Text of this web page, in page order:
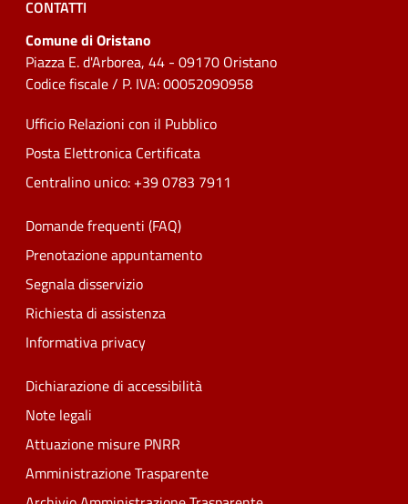
CONTATTI
Comune di Oristano
Piazza E. d'Arborea, 44 - 09170 Oristano
Codice fiscale / P. IVA: 00052090958
Ufficio Relazioni con il Pubblico
Posta Elettronica Certificata
Centralino unico: +39 0783 7911
Domande frequenti (FAQ)
Prenotazione appuntamento
Segnala disservizio
Richiesta di assistenza
Informativa privacy
Dichiarazione di accessibilità
Note legali
Attuazione misure PNRR
Amministrazione Trasparente